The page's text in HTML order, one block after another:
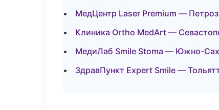
МедЦентр Laser Premium —
Клиника Ortho MedArt —
МедиЛаб Smile Stoma — Южно-
ЗдравПункт Expert Smile —